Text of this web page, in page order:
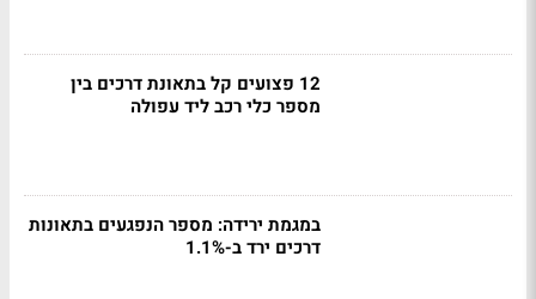
12 פצועים קל בתאונת דרכים בין
מספר כלי רכב ליד עפולה
במגמת ירידה: מספר הנפגעים בתאונות
דרכים ירד ב-1.1%